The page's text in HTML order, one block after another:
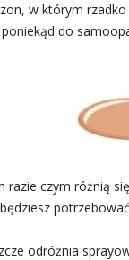
w którym
do
razie czym różnią
odróżnia